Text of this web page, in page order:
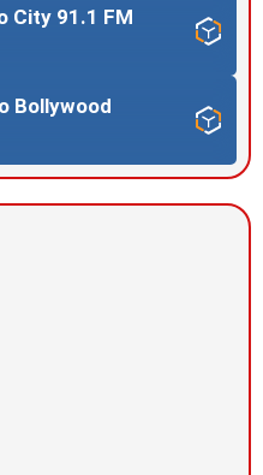
City 91.1 FM
Bollywood